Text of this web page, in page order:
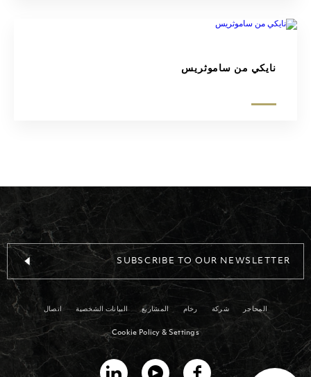
نايكي من ساموثريس
SUBSCRIBE TO OUR NEWSLETTER
المحاجر شركة رخام المشاريع البيانات الشخصية اتصال
Cookie Policy & Settings